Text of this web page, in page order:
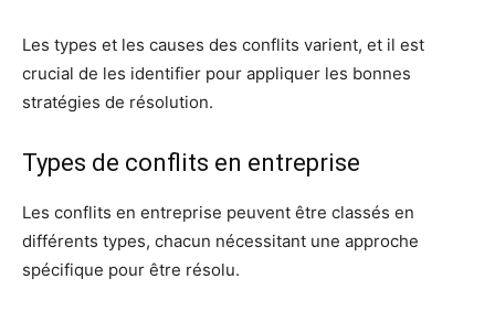
Les types et les causes des conflits varient, et il est
crucial de les identifier pour appliquer les bonnes
stratégies de résolution.
Types de conflits en entreprise
Les conflits en entreprise peuvent être classés en
différents types, chacun nécessitant une approche
spécifique pour être résolu.